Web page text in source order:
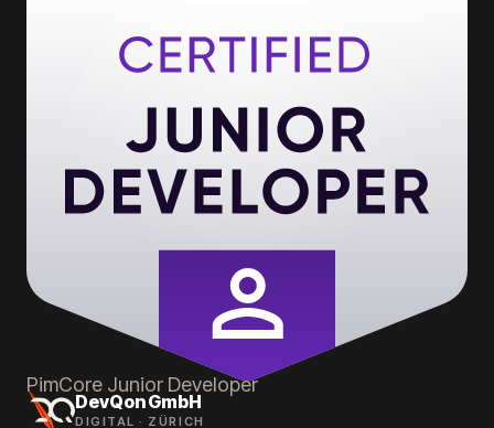
PimCore Junior Developer
DevQon GmbH
DIGITAL · ZÜRICH